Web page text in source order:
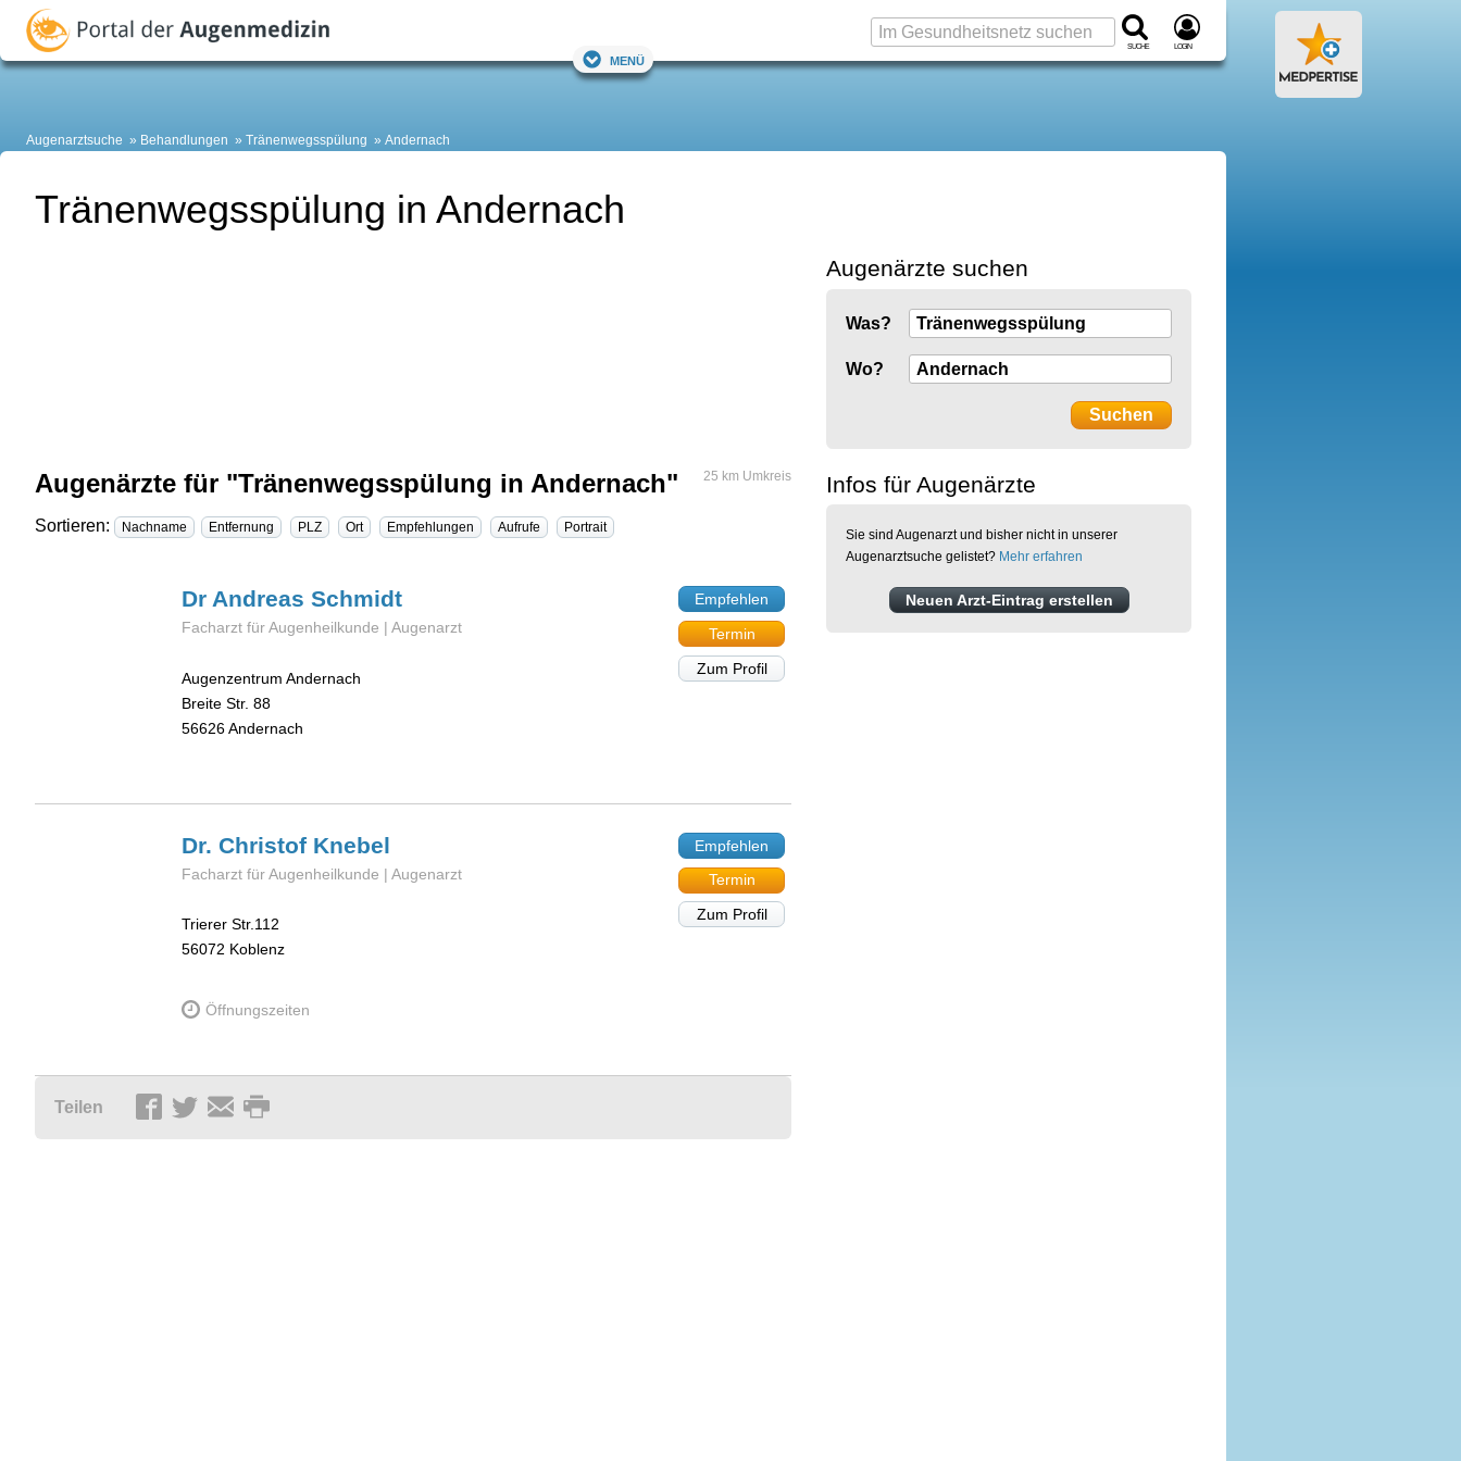
Suche Login
Menü
Augenarztsuche Behandlungen Tränenwegsspülung Andernach
Tränenwegsspülung in Andernach
Augenärzte für "Tränenwegsspülung in Andernach" 25 km Umkreis
Sortieren: Nachname Entfernung PLZ Ort Empfehlungen Aufrufe Portrait
Dr Andreas Schmidt
Facharzt für Augenheilkunde | Augenarzt
Augenzentrum Andernach
Breite Str. 88
56626Andernach
Empfehlen
Termin
Zum Profil
Dr. Christof Knebel
Facharzt für Augenheilkunde | Augenarzt
Trierer Str.112
56072 Koblenz
Öffnungszeiten
Empfehlen
Termin
Zum Profil
Teilen
Augenärzte suchen
Was?
Wo?
Infos für Augenärzte
Sie sind Augenarzt und bisher nicht in unserer
Augenarztsuche gelistet? Mehr erfahren
Neuen Arzt-Eintrag erstellen